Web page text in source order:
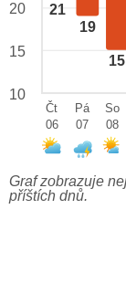
21
19
15
20
15
10
Čt
06
Pá
07
So
08
Graf zobrazuje
příštích dnů.